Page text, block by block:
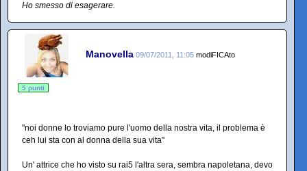
Ho smesso di esagerare.
Manovella 09/07/2011, 11:05 modiFICAto
5 punti
"noi donne lo troviamo pure l'uomo della nostra vita, il problema è
ceh lui sta con al donna della sua vita"
Un' attrice che ho visto su rai5 l'altra sera, sembra napoletana, devo